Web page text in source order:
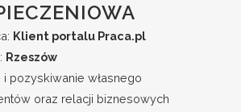
Klient portalu Praca.pl
Rzeszów
i pozyskiwanie własnego
oraz relacji biznesowych